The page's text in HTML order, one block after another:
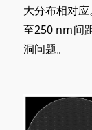
大分布相对
至250 nm间
洞问题。